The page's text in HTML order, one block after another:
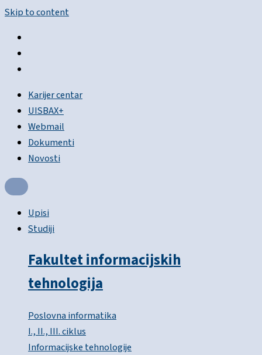
Skip to content
Karijer centar
UISBAX+
Webmail
Dokumenti
Novosti
Upisi
Studiji
Fakultet informacijskih
tehnologija
Poslovna informatika
I., II., III. ciklus
Informacijske tehnologije